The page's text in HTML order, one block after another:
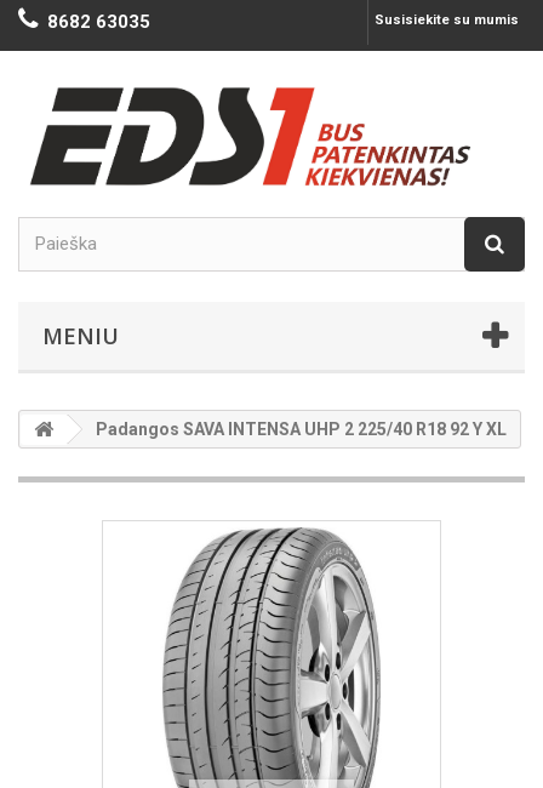
Susisiekite su mumis
8682 63035
MENIU
Padangos SAVA INTENSA UHP 2 225/40 R18 92 Y XL